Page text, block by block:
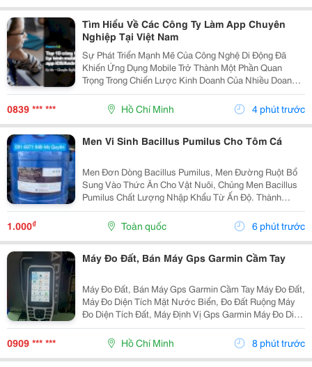
Tìm Hiểu Về Các Công Ty Làm App Chuyên
Nghiệp Tại Việt Nam
Sự Phát Triển Mạnh Mẽ Của Công Nghệ Di Động Đã
Khiến Ứng Dụng Mobile Trở Thành Một Phần Quan
Trọng Trong Chiến Lược Kinh Doanh Của Nhiều Doanh
Nghiệp. Từ Bán Hàng, Quản Lý Nội Bộ, Chăm Sóc
Khách Hàng Đến Xây Dựng Hệ Sinh Thái Số, Một Ứng
Dụng Được...
0839 *** *** Hồ Chí Minh 4 phút trước
Men Vi Sinh Bacillus Pumilus Cho Tôm Cá
Men Đơn Dòng Bacillus Pumilus, Men Đường Ruột Bổ
Sung Vào Thức Ăn Cho Vật Nuôi, Chủng Men Bacillus
Pumilus Chất Lượng Nhập Khẩu Từ Ấn Độ. Thành
Phần: Bacillus Pumilus: 5 Tỷ Cfu/G Công Dụng:
&Middot; Bổ Sung Lợi Khuẩn Chủng Bacillus Pumilus...
1.000₫ Toàn quốc 6 phút trước
Máy Đo Đất, Bán Máy Gps Garmin Cầm Tay
Máy Đo Đất, Bán Máy Gps Garmin Cầm Tay Máy Đo Đất,
Máy Đo Diện Tích Mặt Nước Biển, Đo Đất Ruộng Máy
Đo Diện Tích Đất, Máy Định Vị Gps Garmin Máy Đo Diện
Tích Đất Garmin Cầm Tay Máy Đo Đất Garmin Cầm Tay
Máy Đo Diện Tích Đất Nông...
0909 *** *** Hồ Chí Minh 8 phút trước